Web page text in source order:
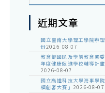
近期文章
國立臺南大學理工學院辦
份2026-08-07
教育部國民及學前教育署
年度健康促進學校輔導計
2026-08-07
國立高雄科技大學海事學
模創客大賽」 2026-08-07